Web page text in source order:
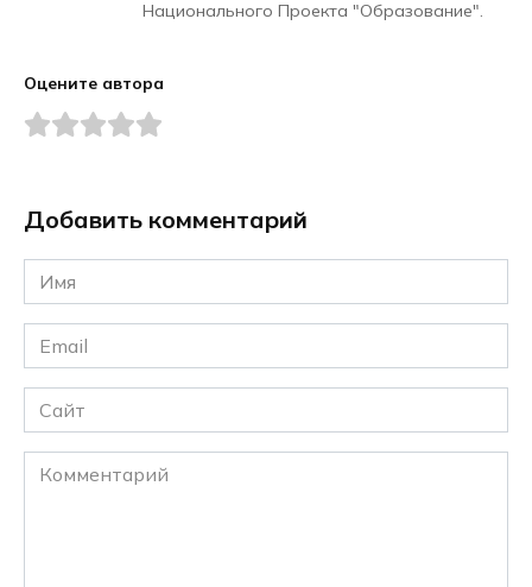
Национального Проекта "Образование".
Оцените автора
Добавить комментарий
Имя
*
Email
*
Сайт
Комментарий